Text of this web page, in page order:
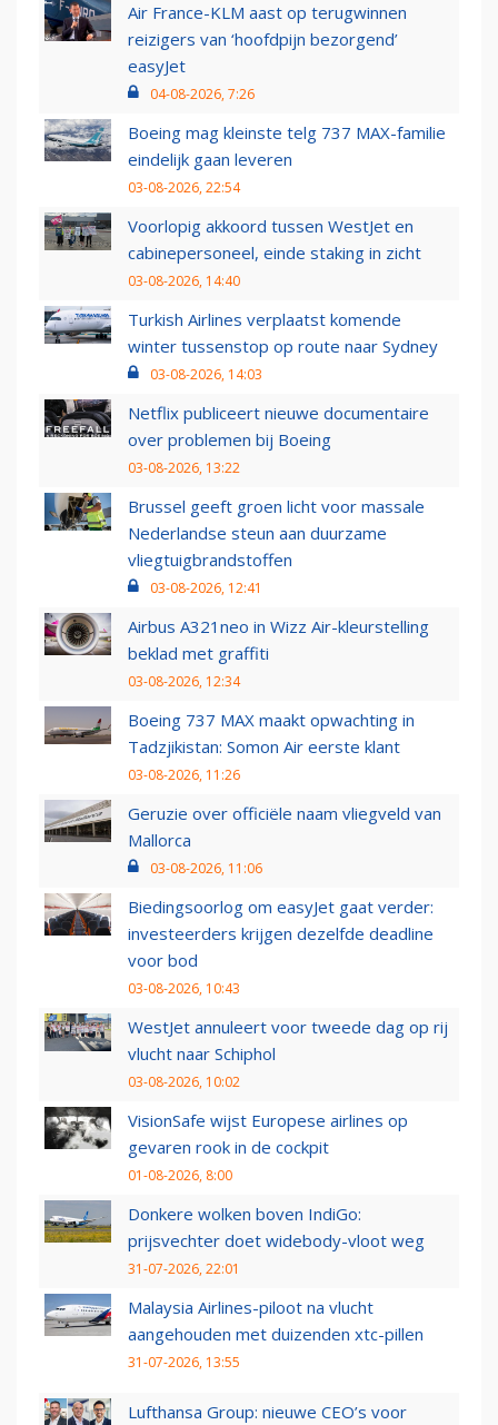
Air France-KLM aast op terugwinnen
reizigers van ‘hoofdpijn bezorgend’
easyJet
04-08-2026, 7:26
Boeing mag kleinste telg 737 MAX-familie
eindelijk gaan leveren
03-08-2026, 22:54
Voorlopig akkoord tussen WestJet en
cabinepersoneel, einde staking in zicht
03-08-2026, 14:40
Turkish Airlines verplaatst komende
winter tussenstop op route naar Sydney
03-08-2026, 14:03
Netflix publiceert nieuwe documentaire
over problemen bij Boeing
03-08-2026, 13:22
Brussel geeft groen licht voor massale
Nederlandse steun aan duurzame
vliegtuigbrandstoffen
03-08-2026, 12:41
Airbus A321neo in Wizz Air-kleurstelling
beklad met graffiti
03-08-2026, 12:34
Boeing 737 MAX maakt opwachting in
Tadzjikistan: Somon Air eerste klant
03-08-2026, 11:26
Geruzie over officiële naam vliegveld van
Mallorca
03-08-2026, 11:06
Biedingsoorlog om easyJet gaat verder:
investeerders krijgen dezelfde deadline
voor bod
03-08-2026, 10:43
WestJet annuleert voor tweede dag op rij
vlucht naar Schiphol
03-08-2026, 10:02
VisionSafe wijst Europese airlines op
gevaren rook in de cockpit
01-08-2026, 8:00
Donkere wolken boven IndiGo:
prijsvechter doet widebody-vloot weg
31-07-2026, 22:01
Malaysia Airlines-piloot na vlucht
aangehouden met duizenden xtc-pillen
31-07-2026, 13:55
Lufthansa Group: nieuwe CEO’s voor